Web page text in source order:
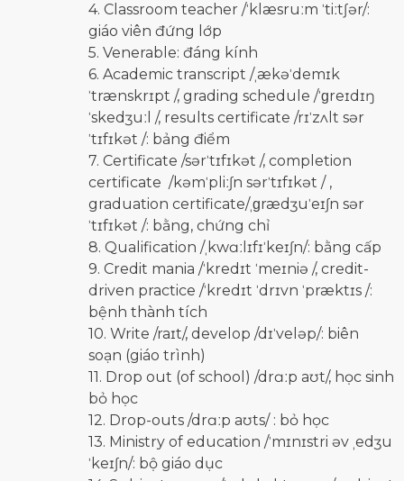
4. Classroom teacher /ˈklæsruːm ˈtiːtʃər/:
giáo viên đứng lớp
5. Venerable: đáng kính
6. Academic transcript /ˌækəˈdemɪk
ˈtrænskrɪpt /, grading schedule /ˈɡreɪdɪŋ
ˈskedʒuːl /, results certificate /rɪˈzʌlt sər
ˈtɪfɪkət /: bảng điểm
7. Certificate /sərˈtɪfɪkət /, completion
certificate /kəmˈpliːʃn sərˈtɪfɪkət / ,
graduation certificate/ˌɡrædʒuˈeɪʃn sər
ˈtɪfɪkət /: bằng, chứng chỉ
8. Qualification /ˌkwɑːlɪfɪˈkeɪʃn/: bằng cấp
9. Credit mania /ˈkredɪt ˈmeɪniə /, credit-
driven practice /ˈkredɪt ˈdrɪvn ˈpræktɪs /:
bệnh thành tích
10. Write /raɪt/, develop /dɪˈveləp/: biên
soạn (giáo trình)
11. Drop out (of school) /drɑːp aʊt/, học sinh
bỏ học
12. Drop-outs /drɑːp aʊts/ : bỏ học
13. Ministry of education /ˈmɪnɪstri əv ˌedʒu
ˈkeɪʃn/: bộ giáo dục